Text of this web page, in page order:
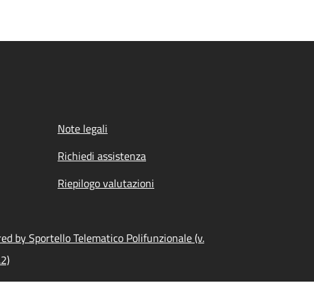
Note legali
Richiedi assistenza
Riepilogo valutazioni
by Sportello Telematico Polifunzionale (v.